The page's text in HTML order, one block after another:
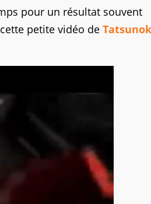
pour un résultat souvent
petite vidéo de